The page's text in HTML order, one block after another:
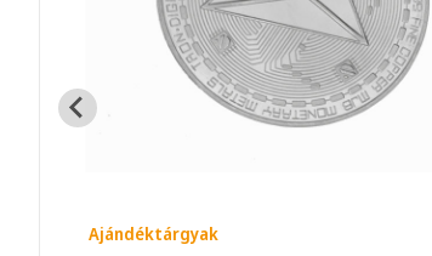
Ajándéktárgyak